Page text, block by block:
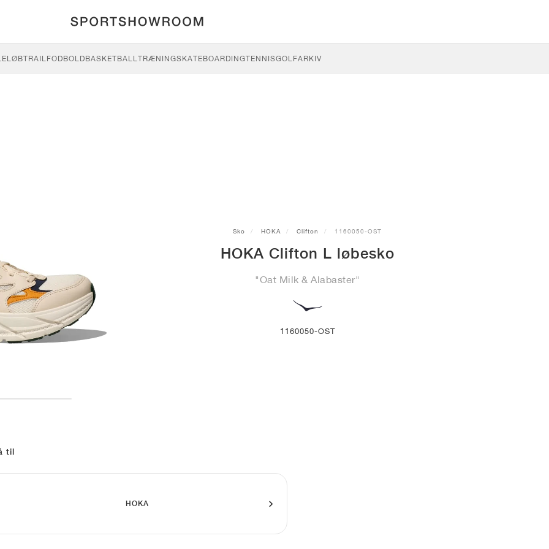
LØBTRAILFODBOLDBASKETBALLTRÆNINGSKATEBOARDINGTENNISGOLFARKIV
Sko HOKA Clifton 1160050-OST
HOKA Clifton L løbesko
"Oat Milk & Alabaster"
1160050-OST
til
HOKA